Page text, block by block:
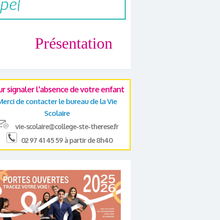
Présentation
signaler l'absence de votre enfant
de contacter le bureau de la Vie
Scolaire
vie-scolaire@college-ste-therese.fr
02 97 41 45 59 à partir de 8h40